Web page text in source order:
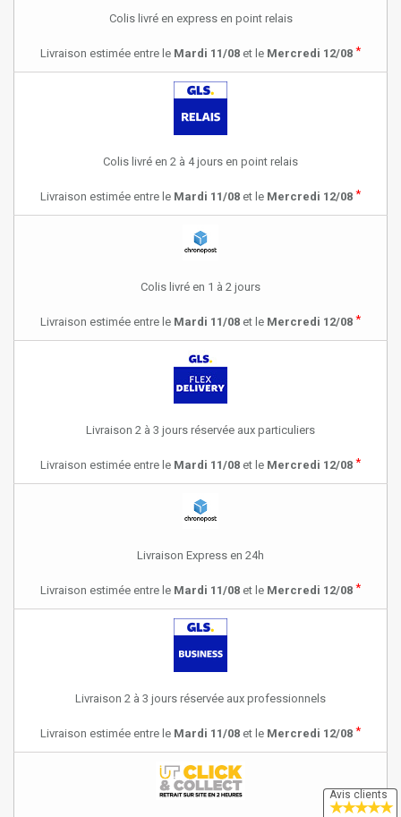
Colis livré en express en point relais
Livraison estimée entre le Mardi 11/08 et le Mercredi 12/08 *
Colis livré en 2 à 4 jours en point relais
Livraison estimée entre le Mardi 11/08 et le Mercredi 12/08 *
Colis livré en 1 à 2 jours
Livraison estimée entre le Mardi 11/08 et le Mercredi 12/08 *
Livraison 2 à 3 jours réservée aux particuliers
Livraison estimée entre le Mardi 11/08 et le Mercredi 12/08 *
Livraison Express en 24h
Livraison estimée entre le Mardi 11/08 et le Mercredi 12/08 *
Livraison 2 à 3 jours réservée aux professionnels
Livraison estimée entre le Mardi 11/08 et le Mercredi 12/08 *
Avis clients
★★★★★